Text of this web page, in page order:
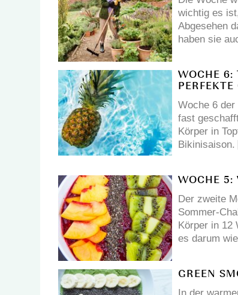
wichtig es
Abgesehen
haben sie
WOCHE 6:
Woche 6
fast
Körper in
Bikinisaison.
WOCHE 5:
Der zweite
Sommer-
Körper in 12
es darum
GREEN